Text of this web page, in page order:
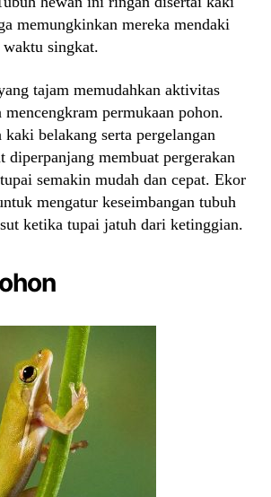
memungkinkan mereka mendaki
singkat.
tajam memudahkan aktivitas
mencengkram permukaan pohon.
kaki belakang serta pergelangan
diperpanjang membuat pergerakan
semakin mudah dan cepat. Ekor
mengatur keseimbangan tubuh
ketika tupai jatuh dari ketinggian.